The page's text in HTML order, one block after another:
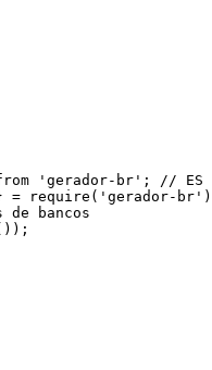
'gerador-br' ;
// ES
require('gerador-br');
bancos
) ) ;